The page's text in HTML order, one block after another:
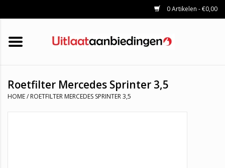
0 Artikelen - €0,00
HOME
KATALYSATOREN
UNIVERSELE UITLAATDELEN
Roetfilter Mercedes Sprinter 3,5
HOME/ ROETFILTER MERCEDES SPRINTER 3,5